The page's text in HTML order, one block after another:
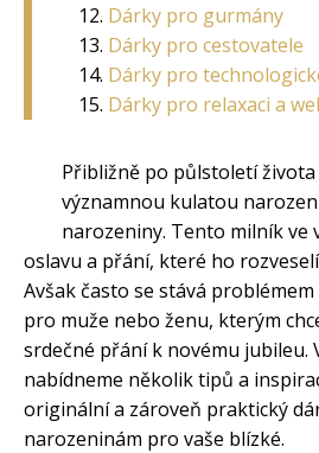
Dárky pro gurmány
Dárky pro cestovatele
Dárky pro
Dárky pro relaxaci a
Přibližně po půlstoletí života
významnou kulatou
narozeniny. Tento milník ve
oslavu a přání, které ho
Avšak často se stává
pro muže nebo ženu, kterým
srdečné přání k novému jubileu.
nabídneme několik tipů a
originální a zároveň praktický
narozeninám pro vaše blízké.